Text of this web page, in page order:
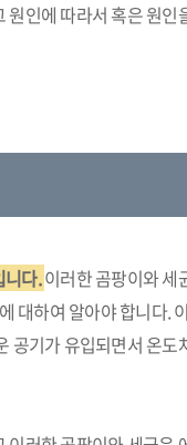
인에 따라서 혹은 원인
니다.이러한 곰팡이와 세
대하여 알아야 합니다.
공기가 유입되면서 온도